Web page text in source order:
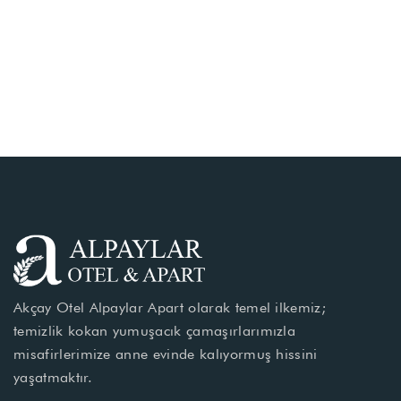
Akçay Otel Alpaylar Apart olarak temel ilkemiz;
temizlik kokan yumuşacık çamaşırlarımızla
misafirlerimize anne evinde kalıyormuş hissini
yaşatmaktır.